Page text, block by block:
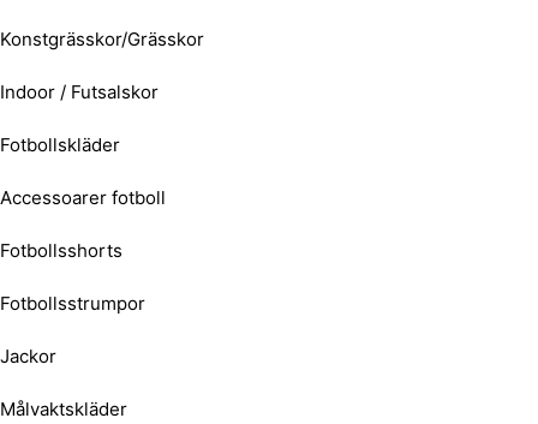
Konstgrässkor/Grässkor
Indoor / Futsalskor
Fotbollskläder
Accessoarer fotboll
Fotbollsshorts
Fotbollsstrumpor
Jackor
Målvaktskläder